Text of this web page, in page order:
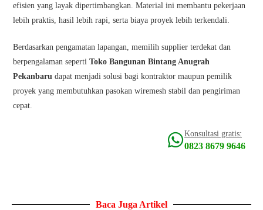
efisien yang layak dipertimbangkan. Material ini membantu pekerjaan
lebih praktis, hasil lebih rapi, serta biaya proyek lebih terkendali.
Berdasarkan pengamatan lapangan, memilih supplier terdekat dan
berpengalaman seperti Toko Bangunan Bintang Anugrah
Pekanbaru dapat menjadi solusi bagi kontraktor maupun pemilik
proyek yang membutuhkan pasokan wiremesh stabil dan pengiriman
cepat.
Konsultasi gratis:
0823 8679 9646
Baca Juga Artikel